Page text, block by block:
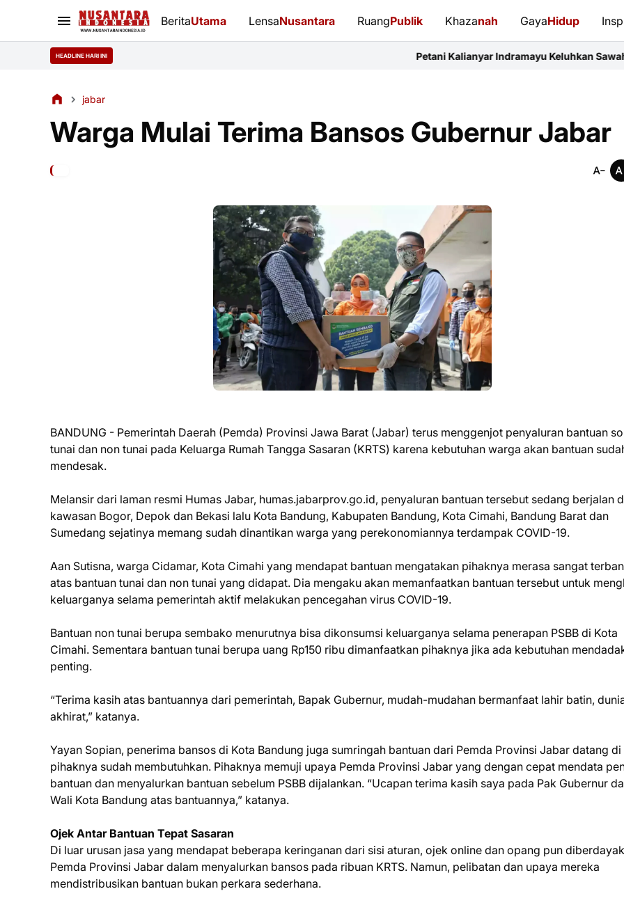
BeritaUtama LensaNusantara RuangPublik Khazanah GayaHidup
HEADLINE HARI INI Petani Kalianyar Indramayu Keluhkan Sawah Tadah Hujan,
jabar
Warga Mulai Terima Bansos Gubernur Jabar
BANDUNG - Pemerintah Daerah (Pemda) Provinsi Jawa Barat (Jabar) terus menggenjot penyaluran bantuan
tunai dan non tunai pada Keluarga Rumah Tangga Sasaran (KRTS) karena kebutuhan warga akan bantuan
mendesak.
Melansir dari laman resmi Humas Jabar, humas.jabarprov.go.id, penyaluran bantuan tersebut sedang berjalan
kawasan Bogor, Depok dan Bekasi lalu Kota Bandung, Kabupaten Bandung, Kota Cimahi, Bandung Barat dan
Sumedang sejatinya memang sudah dinantikan warga yang perekonomiannya terdampak COVID-19.
Aan Sutisna, warga Cidamar, Kota Cimahi yang mendapat bantuan mengatakan pihaknya merasa sangat
atas bantuan tunai dan non tunai yang didapat. Dia mengaku akan memanfaatkan bantuan tersebut untuk
keluarganya selama pemerintah aktif melakukan pencegahan virus COVID-19.
Bantuan non tunai berupa sembako menurutnya bisa dikonsumsi keluarganya selama penerapan PSBB di Kota
Cimahi. Sementara bantuan tunai berupa uang Rp150 ribu dimanfaatkan pihaknya jika ada kebutuhan
penting.
“Terima kasih atas bantuannya dari pemerintah, Bapak Gubernur, mudah-mudahan bermanfaat lahir batin,
akhirat,” katanya.
Yayan Sopian, penerima bansos di Kota Bandung juga sumringah bantuan dari Pemda Provinsi Jabar datang di
pihaknya sudah membutuhkan. Pihaknya memuji upaya Pemda Provinsi Jabar yang dengan cepat mendata
bantuan dan menyalurkan bantuan sebelum PSBB dijalankan. “Ucapan terima kasih saya pada Pak Gubernur
Wali Kota Bandung atas bantuannya,” katanya.
Ojek Antar Bantuan Tepat Sasaran
Di luar urusan jasa yang mendapat beberapa keringanan dari sisi aturan, ojek online dan opang pun
Pemda Provinsi Jabar dalam menyalurkan bansos pada ribuan KRTS. Namun, pelibatan dan upaya mereka
mendistribusikan bantuan bukan perkara sederhana.